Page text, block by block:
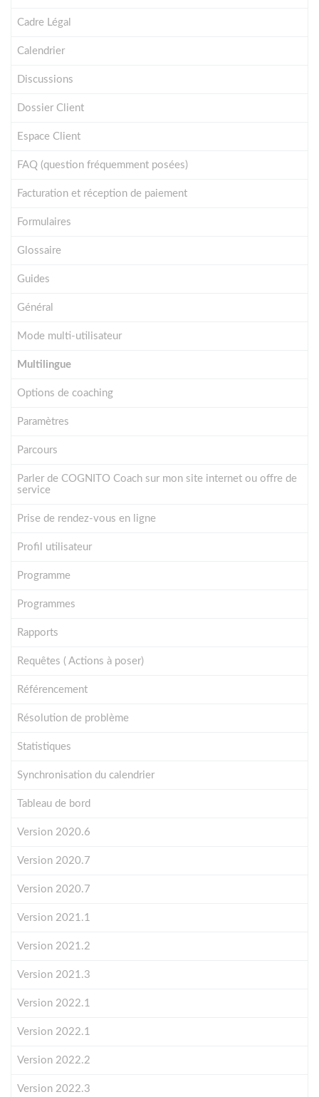
Cadre Légal
Calendrier
Discussions
Dossier Client
Espace Client
FAQ (question fréquemment posées)
Facturation et réception de paiement
Formulaires
Glossaire
Guides
Général
Mode multi-utilisateur
Multilingue
Options de coaching
Paramètres
Parcours
Parler de COGNITO Coach sur mon site internet ou offre de
service
Prise de rendez-vous en ligne
Profil utilisateur
Programme
Programmes
Rapports
Requêtes ( Actions à poser)
Référencement
Résolution de problème
Statistiques
Synchronisation du calendrier
Tableau de bord
Version 2020.6
Version 2020.7
Version 2020.7
Version 2021.1
Version 2021.2
Version 2021.3
Version 2022.1
Version 2022.1
Version 2022.2
Version 2022.3